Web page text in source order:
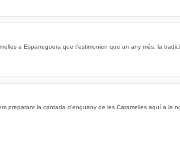
a Esparreguera que t'estimonien que un any més, la
preparant la cantada d’enguany de les Caramelles aquí a la